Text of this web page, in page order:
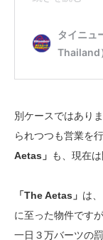
別ケースではあり
られつつも営業を
Aetas」 も、現在
「The Aetas」 は
に至った物件です
一日３万バーツの